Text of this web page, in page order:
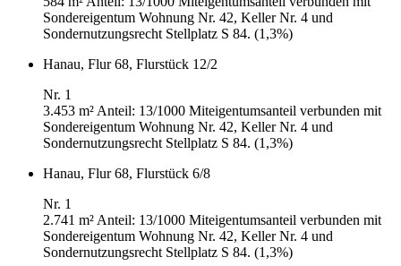
Sondereigentum Wohnung Nr. 42, Keller Nr. 4 und
Sondernutzungsrecht Stellplatz S 84. (1,3%)
Hanau, Flur 68, Flurstück 12/2
Nr. 1
3.453 m² Anteil: 13/1000 Miteigentumsanteil verbunden mit
Sondereigentum Wohnung Nr. 42, Keller Nr. 4 und
Sondernutzungsrecht Stellplatz S 84. (1,3%)
Hanau, Flur 68, Flurstück 6/8
Nr. 1
2.741 m² Anteil: 13/1000 Miteigentumsanteil verbunden mit
Sondereigentum Wohnung Nr. 42, Keller Nr. 4 und
Sondernutzungsrecht Stellplatz S 84. (1,3%)